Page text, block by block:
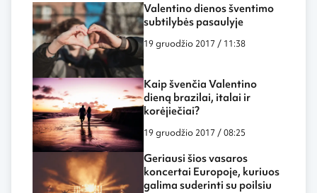
Valentino dienos šventimo
subtilybės pasaulyje
19 gruodžio 2017 / 11:38
Kaip švenčia Valentino
dieną brazilai, italai ir
korėjiečiai?
19 gruodžio 2017 / 08:25
Geriausi šios vasaros
koncertai Europoje, kuriuos
galima suderinti su poilsiu